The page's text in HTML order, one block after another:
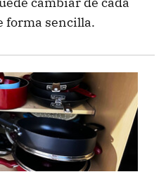
forma sencilla.